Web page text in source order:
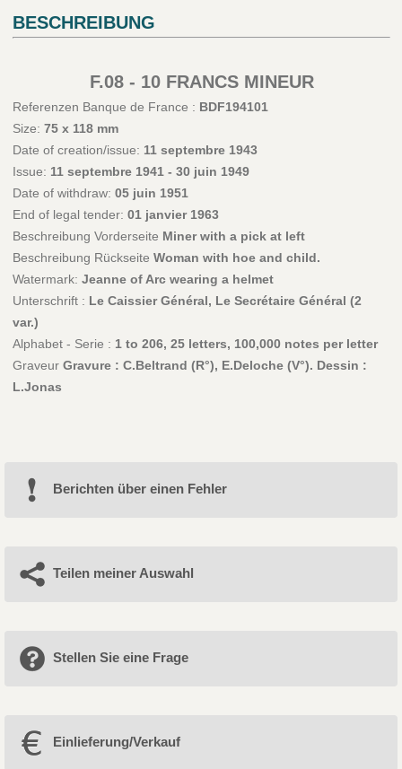
BESCHREIBUNG
F.08 - 10 FRANCS MINEUR
Referenzen Banque de France : BDF194101
Size: 75 x 118 mm
Date of creation/issue: 11 septembre 1943
Issue: 11 septembre 1941 - 30 juin 1949
Date of withdraw: 05 juin 1951
End of legal tender: 01 janvier 1963
Beschreibung Vorderseite Miner with a pick at left
Beschreibung Rückseite Woman with hoe and child.
Watermark: Jeanne of Arc wearing a helmet
Unterschrift : Le Caissier Général, Le Secrétaire Général (2
var.)
Alphabet - Serie : 1 to 206, 25 letters, 100,000 notes per letter
Graveur Gravure : C.Beltrand (R°), E.Deloche (V°). Dessin :
L.Jonas
Berichten über einen Fehler
Teilen meiner Auswahl
Stellen Sie eine Frage
Einlieferung/Verkauf